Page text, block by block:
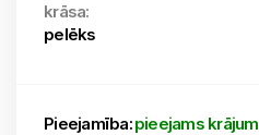
krāsa:
pelēks
Pieejamība:pieejams